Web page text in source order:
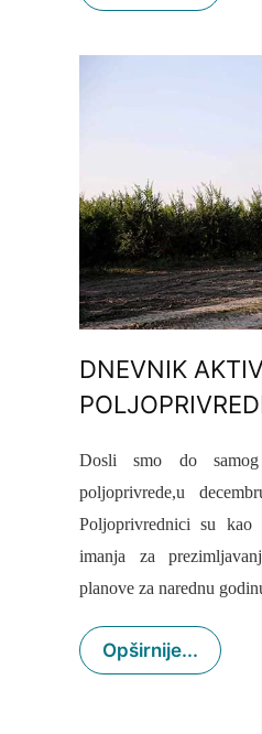
DNEVNIK
Dosli smo do
poljoprivrede,u
Poljoprivrednici su
imanja za
planove za narednu
Opširnije...